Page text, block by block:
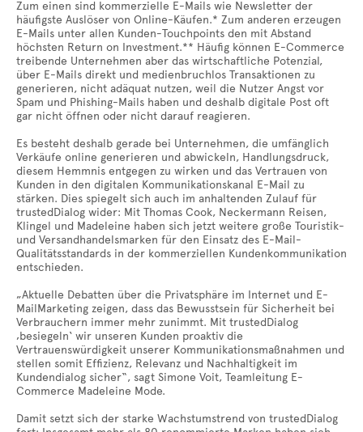
Zum einen sind kommerzielle E-Mails wie Newsletter der
häufigste Auslöser von Online-Käufen.* Zum anderen erzeugen
E-Mails unter allen Kunden-Touchpoints den mit Abstand
höchsten Return on Investment.** Häufig können E-Commerce
treibende Unternehmen aber das wirtschaftliche Potenzial,
über E-Mails direkt und medienbruchlos Transaktionen zu
generieren, nicht adäquat nutzen, weil die Nutzer Angst vor
Spam und Phishing-Mails haben und deshalb digitale Post oft
gar nicht öffnen oder nicht darauf reagieren.
Es besteht deshalb gerade bei Unternehmen, die umfänglich
Verkäufe online generieren und abwickeln, Handlungsdruck,
diesem Hemmnis entgegen zu wirken und das Vertrauen von
Kunden in den digitalen Kommunikationskanal E-Mail zu
stärken. Dies spiegelt sich auch im anhaltenden Zulauf für
trustedDialog wider: Mit Thomas Cook, Neckermann Reisen,
Klingel und Madeleine haben sich jetzt weitere große Touristik-
und Versandhandelsmarken für den Einsatz des E-Mail-
Qualitätsstandards in der kommerziellen Kundenkommunikation
entschieden.
„Aktuelle Debatten über die Privatsphäre im Internet und E-
MailMarketing zeigen, dass das Bewusstsein für Sicherheit bei
Verbrauchern immer mehr zunimmt. Mit trustedDialog
‚besiegeln‘ wir unseren Kunden proaktiv die
Vertrauenswürdigkeit unserer Kommunikationsmaßnahmen und
stellen somit Effizienz, Relevanz und Nachhaltigkeit im
Kundendialog sicher“, sagt Simone Voit, Teamleitung E-
Commerce Madeleine Mode.
Damit setzt sich der starke Wachstumstrend von trustedDialog